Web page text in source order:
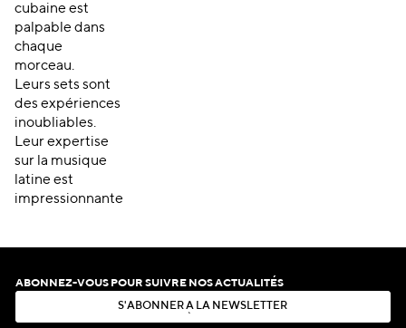
cubaine est
palpable dans
chaque
morceau.
Leurs sets sont
des expériences
inoubliables.
Leur expertise
sur la musique
latine est
impressionnante
ABONNEZ-VOUS POUR SUIVRE NOS ACTUALITÉS
S'ABON N ER À LA N EWSLE ER